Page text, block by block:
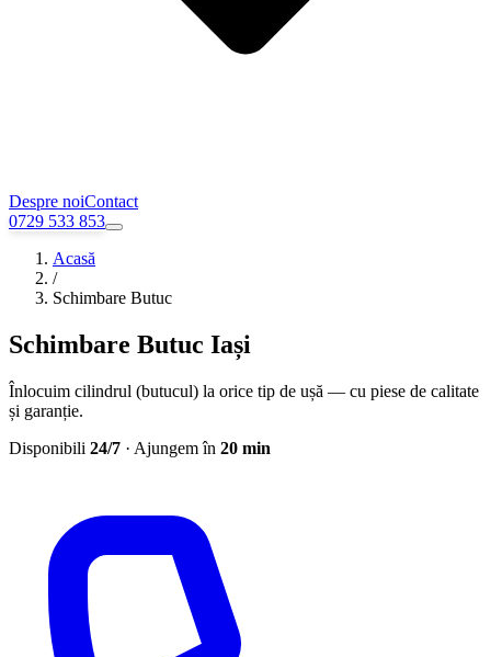
Despre noiContact
0729 533 853
Acasă
/
Schimbare Butuc
Schimbare Butuc Iași
Înlocuim cilindrul (butucul) la orice tip de ușă — cu piese de calitate
și garanție.
Disponibili 24/7 · Ajungem în 20 min